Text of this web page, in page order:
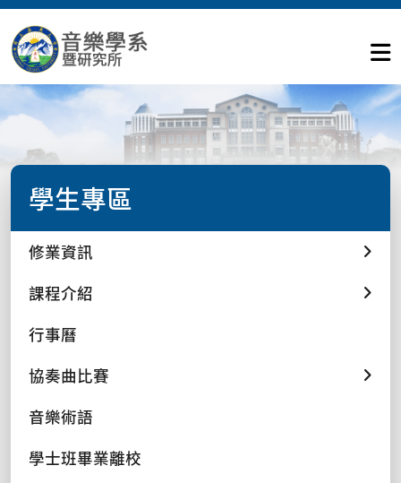
學生專區
修業資訊
課程介紹
行事曆
協奏曲比賽
音樂術語
學士班畢業離校